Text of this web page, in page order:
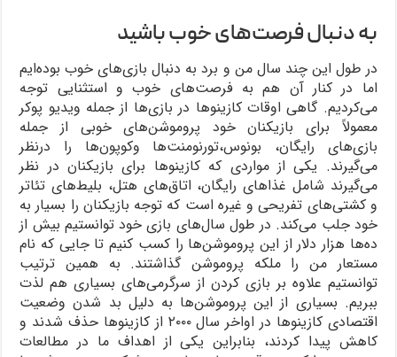
به دنبال فرصت‌های خوب باشید
در طول این چند سال من و برد به دنبال بازی‌های خوب بوده‌ایم
اما در کنار آن هم به فرصت‌های خوب و استثنایی توجه
می‌کردیم. گاهی اوقات کازینوها در بازی‌ها از جمله ویدیو پوکر
معمولاً برای بازیکنان خود پروموشن‌های خوبی از جمله
بازی‌های رایگان، بونوس،تورنومنت‌ها وکوپون‌ها را درنظر
می‌گیرند. یکی از مواردی که کازینوها برای بازیکنان در نظر
می‌گیرند شامل غذاهای رایگان، اتاق‌های هتل، بلیط‌های تئاتر
و کشتی‌های تفریحی و غیره است که توجه بازیکنان را بسیار به
خود جلب می‌کند. در طول سال‌های بازی خود توانستیم بیش از
ده‌ها هزار دلار از این پروموشن‌ها را کسب کنیم تا جایی که نام
مستعار من را ملکه پروموشن گذاشتند. به همین ترتیب
توانستیم علاوه بر بازی کردن از سرگرمی‌های بسیاری هم لذت
ببریم. بسیاری از این پروموشن‌ها به دلیل بد شدن وضعیت
اقتصادی کازینوها در اواخر سال ۲۰۰۰ از کازینوها حذف شدند و
کاهش پیدا کردند، بنابراین یکی از اهداف ما در مطالعات